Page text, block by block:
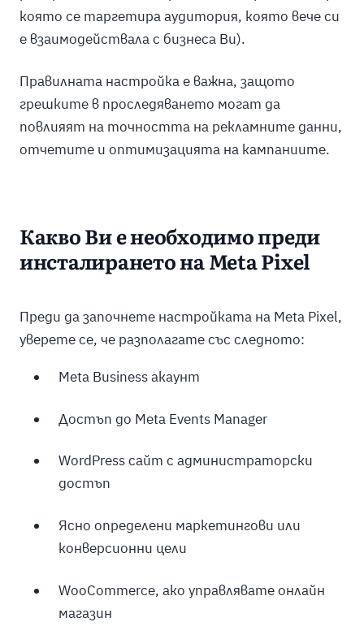
която се таргетира аудитория, която вече си
е взаимодействала с бизнеса Ви).
Правилната настройка е важна, защото
грешките в проследяването могат да
повлияят на точността на рекламните данни,
отчетите и оптимизацията на кампаниите.
Какво Ви е необходимо преди
инсталирането на Meta Pixel
Преди да започнете настройката на Meta Pixel,
уверете се, че разполагате със следното:
Meta Business акаунт
Достъп до Meta Events Manager
WordPress сайт с администраторски
достъп
Ясно определени маркетингови или
конверсионни цели
WooCommerce, ако управлявате онлайн
магазин